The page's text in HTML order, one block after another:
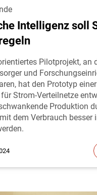
Intelligenz soll
Pilotprojekt, an
und
hat den Prototyp
Strom-Verteilnetze
Produktion
dem Verbrauch besser